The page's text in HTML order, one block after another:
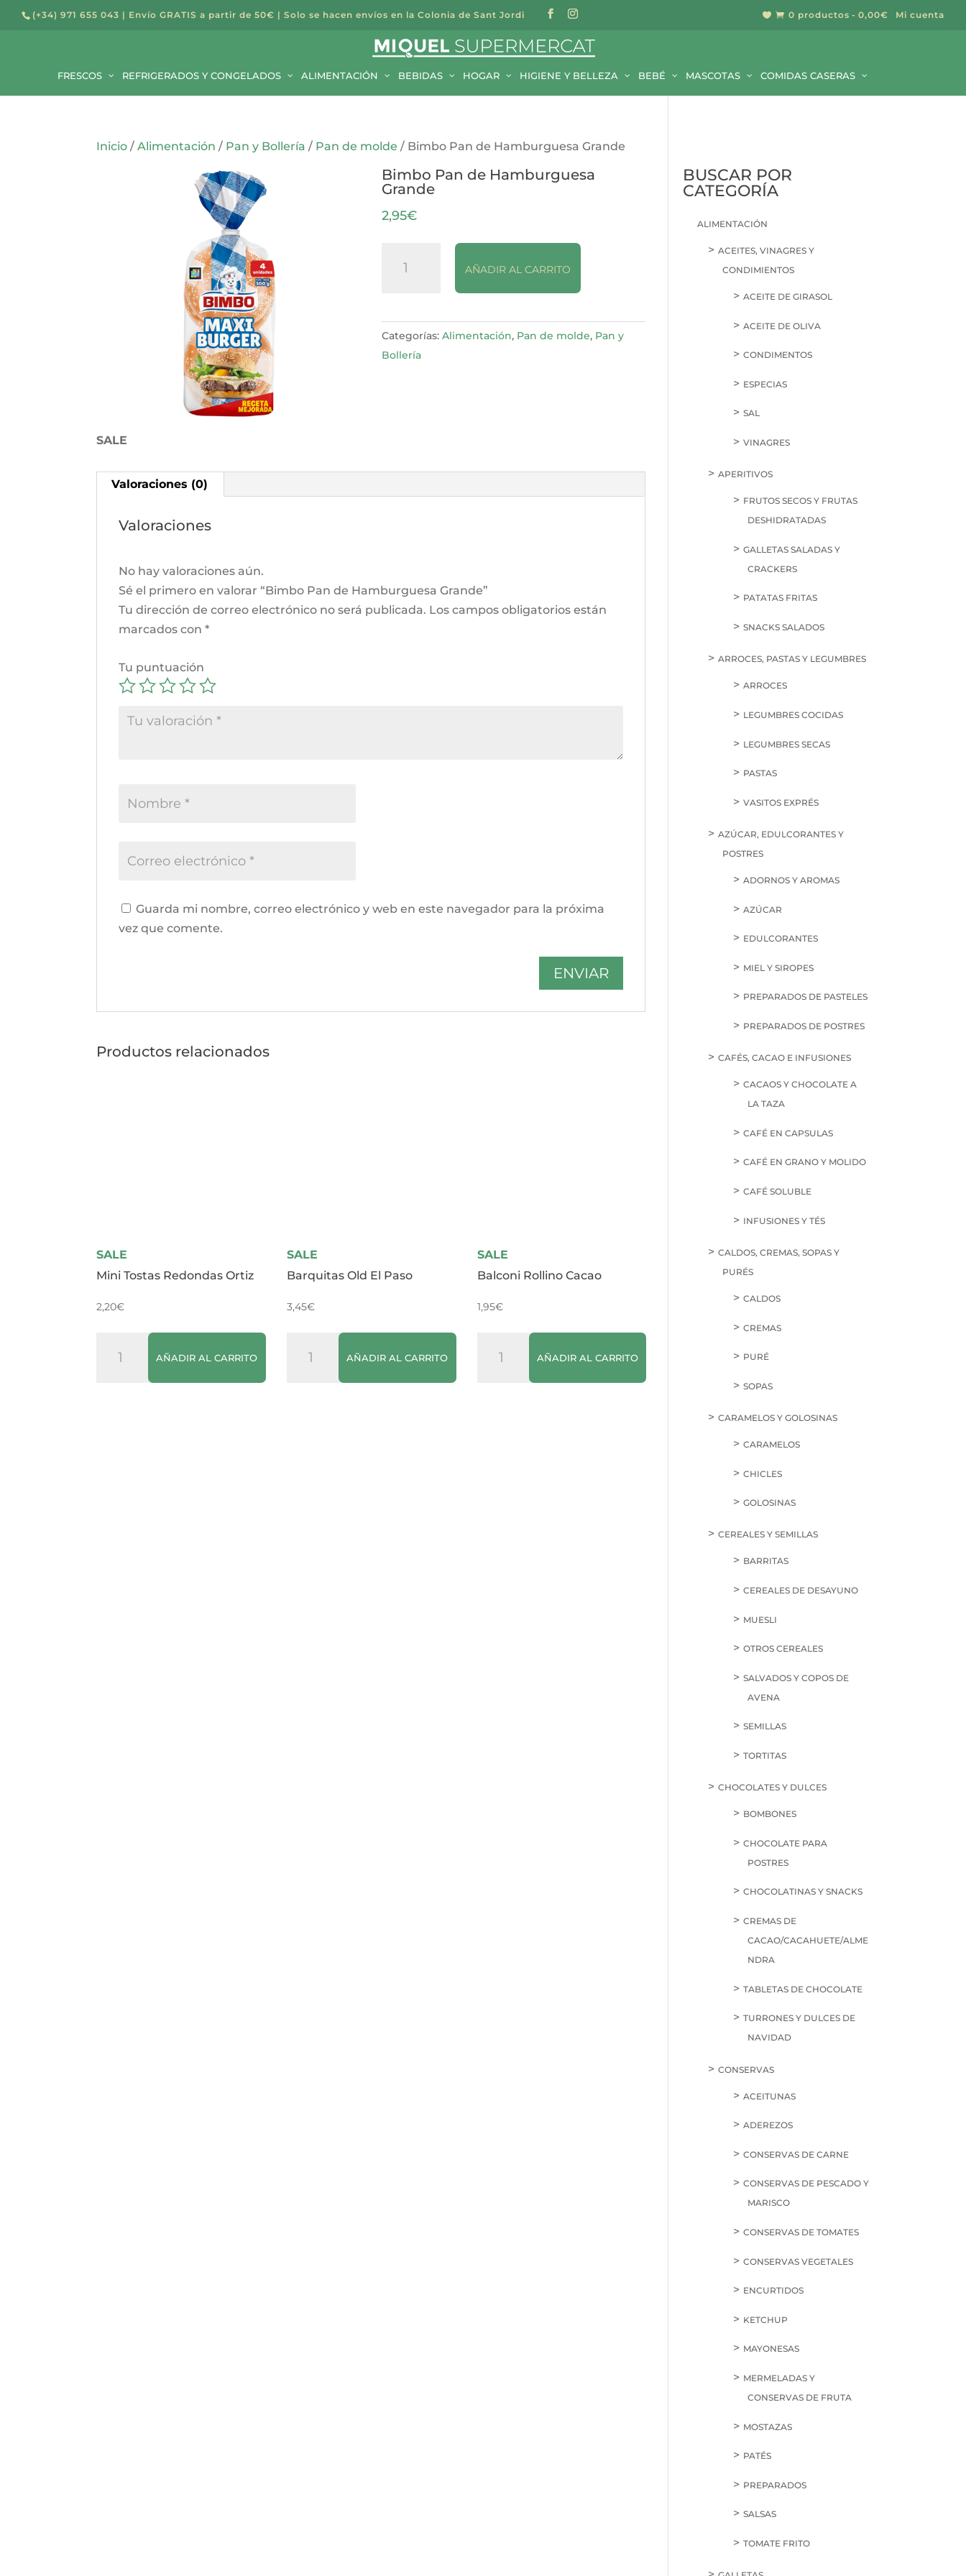
(+34) 971 655 043 | Envío GRATIS a partir de 50€ | Solo se hacen envíos en la Colonia de Sant Jordi Mi cuenta
  0 productos 0,00€
FRESCOS REFRIGERADOS Y CONGELADOS ALIMENTACIÓN BEBIDAS HOGAR HIGIENE Y BELLEZA BEBÉ MASCOTAS COMIDAS CASERAS
Inicio /Alimentación / Pan y Bollería / Pan de molde / Bimbo Pan de Hamburguesa Grande
SALE
Bimbo Pan de Hamburguesa
Grande
2,95€
Grande
cantidad
AÑADIR AL CARRITO
Categorías:Alimentación, Pan de molde, Pan y
Bollería
Valoraciones (0)
Valoraciones
No hay valoraciones aún.
Sé el primero en valorar “Bimbo Pan de Hamburguesa Grande”
Tu dirección de correo electrónico no será publicada. Los campos obligatorios están
marcados con*
Tu puntuación
Guarda mi nombre, correo electrónico y web en este navegador para la próxima
vez que comente.
Productos relacionados
SALE
Mini Tostas Redondas Ortiz
2,20€
Tostas
Redondas
AÑADIR AL CARRITO
SALE
Barquitas Old El Paso
3,45€
AÑADIR AL CARRITO
SALE
Balconi Rollino Cacao
1,95€
Rollino
AÑADIR AL CARRITO
BUSCAR POR
CATEGORÍA
ALIMENTACIÓN
ACEITES, VINAGRES Y
CONDIMIENTOS
ACEITE DE GIRASOL
ACEITE DE OLIVA
CONDIMENTOS
ESPECIAS
SAL
VINAGRES
APERITIVOS
FRUTOS SECOS Y FRUTAS
DESHIDRATADAS
GALLETAS SALADAS Y
CRACKERS
PATATAS FRITAS
SNACKS SALADOS
ARROCES, PASTAS Y LEGUMBRES
ARROCES
LEGUMBRES COCIDAS
LEGUMBRES SECAS
PASTAS
VASITOS EXPRÉS
AZÚCAR, EDULCORANTES Y
POSTRES
ADORNOS Y AROMAS
AZÚCAR
EDULCORANTES
MIEL Y SIROPES
PREPARADOS DE PASTELES
PREPARADOS DE POSTRES
CAFÉS, CACAO E INFUSIONES
CACAOS Y CHOCOLATE A
LA TAZA
CAFÉ EN CAPSULAS
CAFÉ EN GRANO Y MOLIDO
CAFÉ SOLUBLE
INFUSIONES Y TÉS
CALDOS, CREMAS, SOPAS Y
PURÉS
CALDOS
CREMAS
PURÉ
SOPAS
CARAMELOS Y GOLOSINAS
CARAMELOS
CHICLES
GOLOSINAS
CEREALES Y SEMILLAS
BARRITAS
CEREALES DE DESAYUNO
MUESLI
OTROS CEREALES
SALVADOS Y COPOS DE
AVENA
SEMILLAS
TORTITAS
CHOCOLATES Y DULCES
BOMBONES
CHOCOLATE PARA
POSTRES
CHOCOLATINAS Y SNACKS
CREMAS DE
CACAO/CACAHUETE/ALME
NDRA
TABLETAS DE CHOCOLATE
TURRONES Y DULCES DE
NAVIDAD
CONSERVAS
ACEITUNAS
ADEREZOS
CONSERVAS DE CARNE
CONSERVAS DE PESCADO Y
MARISCO
CONSERVAS DE TOMATES
CONSERVAS VEGETALES
ENCURTIDOS
KETCHUP
MAYONESAS
MERMELADAS Y
CONSERVAS DE FRUTA
MOSTAZAS
PATÉS
PREPARADOS
SALSAS
TOMATE FRITO